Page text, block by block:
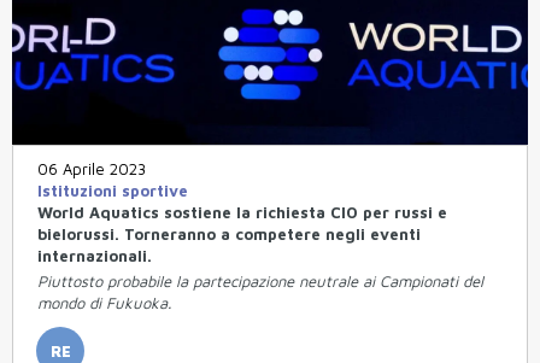
06 Aprile 2023
Istituzioni sportive
World Aquatics sostiene la richiesta CIO per russi e
bielorussi. Torneranno a competere negli eventi
internazionali.
Piuttosto probabile la partecipazione neutrale ai Campionati del
mondo di Fukuoka.
RE